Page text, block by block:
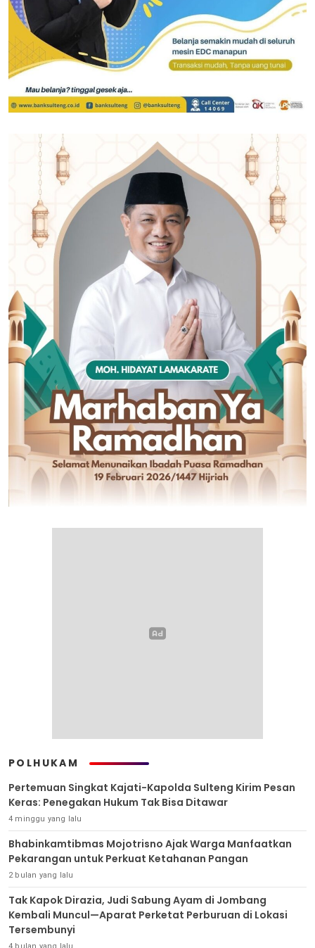
POLHUKAM
Pertemuan Singkat Kajati-Kapolda Sulteng Kirim Pesan
Keras: Penegakan Hukum Tak Bisa Ditawar
4 minggu yang lalu
Bhabinkamtibmas Mojotrisno Ajak Warga Manfaatkan
Pekarangan untuk Perkuat Ketahanan Pangan
2 bulan yang lalu
Tak Kapok Dirazia, Judi Sabung Ayam di Jombang
Kembali Muncul—Aparat Perketat Perburuan di Lokasi
Tersembunyi